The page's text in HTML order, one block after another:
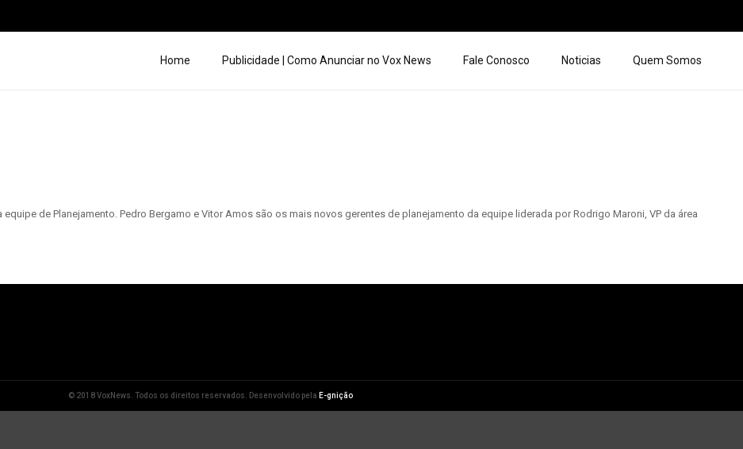
Home Publicidade | Como Anunciar no Vox News Fale Conosco Noticias Quem Somos
de Planejamento. Pedro Bergamo e Vitor Amos são os mais novos gerentes de planejamento da equipe liderada por Rodrigo Maroni, VP da área
© 2018 VoxNews. Todos os direitos reservados. Desenvolvido pela E-gnição